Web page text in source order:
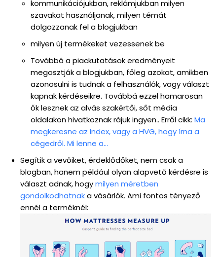
kommunikációjukban, reklámjukban milyen
szavakat használjanak, milyen témát
dolgozzanak fel a blogjukban
milyen új termékeket vezessenek be
Továbbá a piackutatások eredményeit
megosztják a blogjukban, főleg azokat, amikben
azonosulni is tudnak a felhasználók, vagy választ
kapnak kérdéseikre. Továbbá ezzel hamarosan
ők lesznek az alvás szakértői, sőt média
oldalakon hivatkoznak rájuk ingyen.. Erről cikk: Ma
megkeresne az Index, vagy a HVG, hogy írna a
cégedről. Mi lenne a…
Segítik a vevőiket, érdeklődőket, nem csak a
blogban, hanem például olyan alapvető kérdésre is
választ adnak, hogymilyen méretben
gondolkodhatnaka vásárlók. Ami fontos tényező
ennél a terméknél: